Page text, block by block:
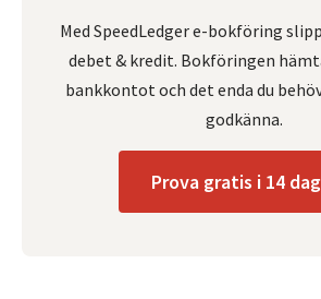
Med SpeedLedger e-bokföring
debet & kredit. Bokföringen
bankkontot och det enda du
godkänna.
Prova gratis i 14